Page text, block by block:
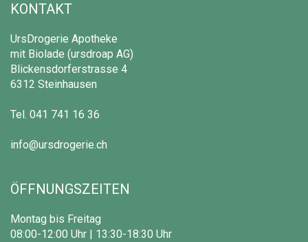
KONTAKT
UrsDrogerie Apotheke
mit Biolade (ursdroap AG)
Blickensdorferstrasse 4
6312 Steinhausen
Tel. 041 741 16 36
info@ursdrogerie.ch
ÖFFNUNGSZEITEN
Montag bis Freitag
08:00-12:00 Uhr | 13:30-18:30 Uhr